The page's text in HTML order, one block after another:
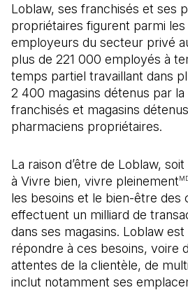
Loblaw, ses franchisés et ses
propriétaires figurent parmi
employeurs du secteur privé
plus de 221 000 employés à
temps partiel travaillant dans
2 400 magasins détenus par la
franchisés et magasins
pharmaciens propriétaires.
La raison d’être de Loblaw,
à Vivre bien, vivre pleinement
les besoins et le bien-être des
effectuent un milliard de
dans ses magasins. Loblaw
répondre à ces besoins, voire
attentes de la clientèle, de
inclut notamment ses